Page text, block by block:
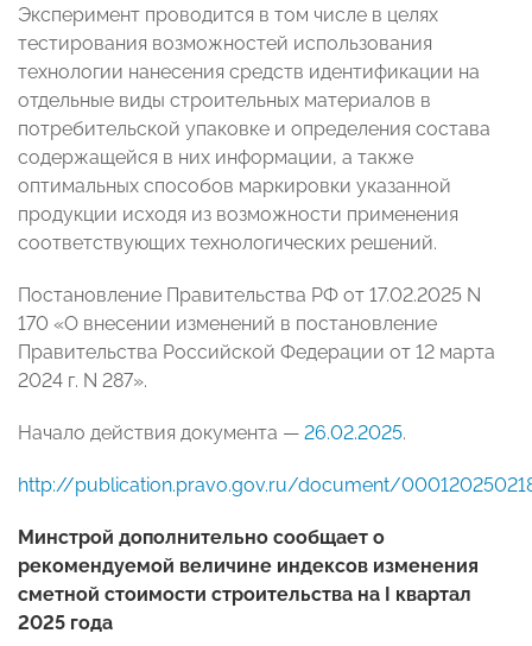
Эксперимент проводится в том числе в целях
тестирования возможностей использования
технологии нанесения средств идентификации на
отдельные виды строительных материалов в
потребительской упаковке и определения состава
содержащейся в них информации, а также
оптимальных способов маркировки указанной
продукции исходя из возможности применения
соответствующих технологических решений.
Постановление Правительства РФ от 17.02.2025 N
170 «О внесении изменений в постановление
Правительства Российской Федерации от 12 марта
2024 г. N 287».
Начало действия документа — 26.02.2025.
http://publication.pravo.gov.ru/document/
Минстрой дополнительно сообщает о
рекомендуемой величине индексов изменения
сметной стоимости строительства на I квартал
2025 года